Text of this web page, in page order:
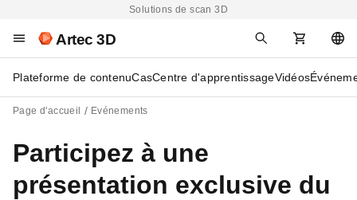
Solutions de scan 3D
Artec 3D
Plateforme de contenuCasCentre d'apprentissageVidéos
Page d'accueil Evénements
Participez à une
présentation exclusive du